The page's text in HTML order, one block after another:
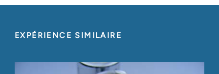
sociaux
Réunion de printemps pan-américaine de la
Licensing Executives Society (LES)
EXPÉRIENCE SIMILAIRE